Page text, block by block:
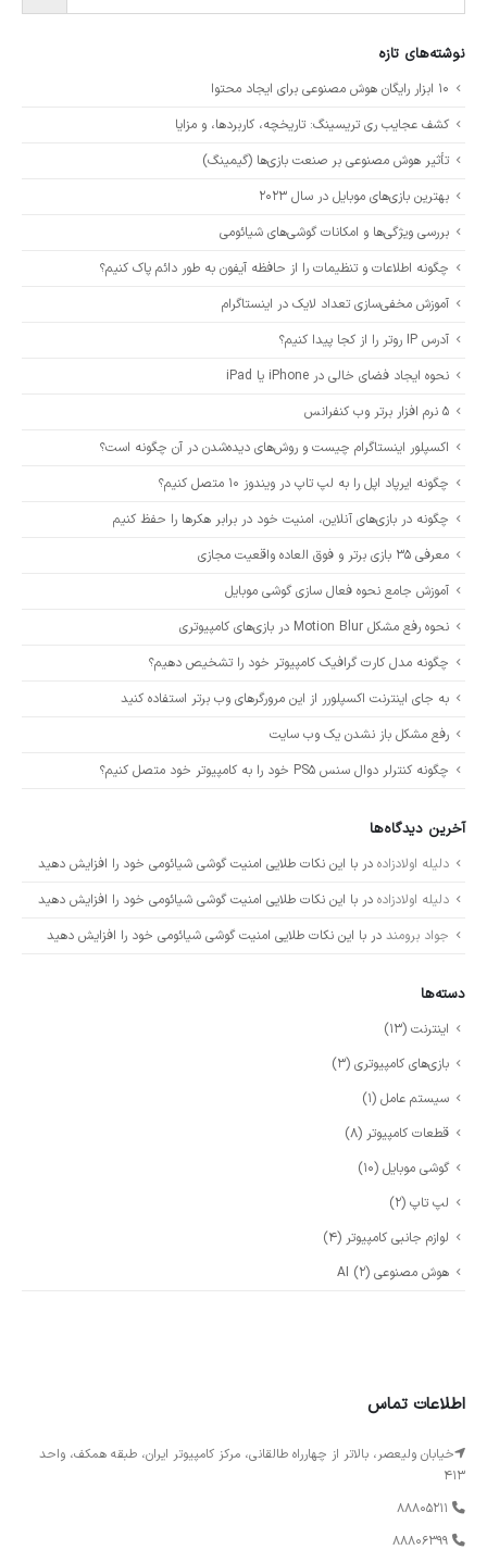
نوشته‌های تازه
۱۰ ابزار رایگان هوش مصنوعی برای ایجاد محتوا
کشف عجایب ری تریسینگ: تاریخچه، کاربردها، و مزایا
تأثیر هوش مصنوعی بر صنعت بازی‌ها (گیمینگ)
بهترین بازی‌های موبایل در سال ۲۰۲۳
بررسی ویژگی‌ها و امکانات گوشی‌های شیائومی
چگونه اطلاعات و تنظیمات را از حافظه آیفون به طور دائم پاک کنیم؟
آموزش مخفی‌سازی تعداد لایک در اینستاگرام
آدرس IP روتر را از کجا پیدا کنیم؟
نحوه ایجاد فضای خالی در iPhone یا iPad
5 نرم افزار برتر وب کنفرانس
اکسپلور اینستاگرام چیست و روش‌های دیده‌شدن در آن چگونه است؟
چگونه ایرپاد اپل را به لپ تاپ در ویندوز 10 متصل کنیم؟
چگونه در بازی‌های آنلاین، امنیت خود در برابر هکرها را حفظ کنیم
معرفی 35 بازی برتر و فوق العاده واقعیت مجازی
آموزش جامع نحوه فعال سازی گوشی موبایل
نحوه رفع مشکل Motion Blur در بازی‌های کامپیوتری
چگونه مدل کارت گرافیک کامپیوتر خود را تشخیص دهیم؟
به جای اینترنت اکسپلورر از این مرورگرهای وب برتر استفاده کنید
رفع مشکل باز نشدن یک وب سایت
چگونه کنترلر دوال سنس PS5 خود را به کامپیوتر خود متصل کنیم؟
آخرین دیدگاه‌ها
دلیله اولادزاده در با این نکات طلایی امنیت گوشی شیائومی خود را افزایش دهید
دلیله اولادزاده در با این نکات طلایی امنیت گوشی شیائومی خود را افزایش دهید
جواد برومند در با این نکات طلایی امنیت گوشی شیائومی خود را افزایش دهید
دسته‌ها
اینترنت (13)
بازی‌های کامپیوتری (3)
سیستم عامل (1)
قطعات کامپیوتر (8)
گوشی موبایل (10)
لپ تاپ (2)
لوازم جانبی کامپیوتر (4)
هوش مصنوعی AI (2)
اطلاعات تماس
خیابان ولیعصر، بالاتر از چهارراه طالقانی، مرکز کامپیوتر ایران، طبقه همکف، واحد
413
88805211
88806399